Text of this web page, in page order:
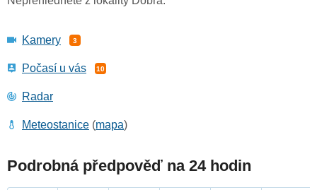
Kamery 3
Počasí u vás 10
Radar
Meteostanice (mapa)
Podrobná předpověď na 24 hodin